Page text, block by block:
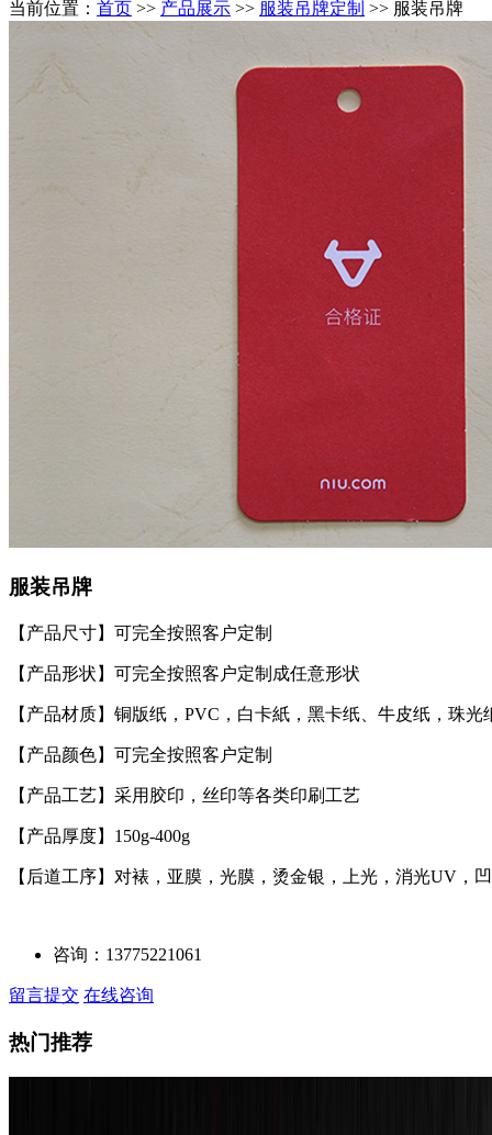
当前位置： 首页 >> 产品展示 >> 服装吊牌定制 >> 服装吊牌
服装吊牌
【产品尺寸】可完全按照客户定制
【产品形状】可完全按照客户定制成任意形状
【产品材质】铜版纸，PVC，白卡紙，黑卡纸、牛皮纸，珠
【产品颜色】可完全按照客户定制
【产品工艺】采用胶印，丝印等各类印刷工艺
【产品厚度】150g-400g
【后道工序】对裱，亚膜，光膜，烫金银，上光，消光UV，
咨询： 13775221061
留言提交 在线咨询
热门推荐